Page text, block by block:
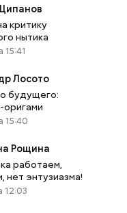
критику
нытика
15:41
Лосото
будущего:
оригами
15:40
Рощина
работаем,
нет энтузиазма!
12:03